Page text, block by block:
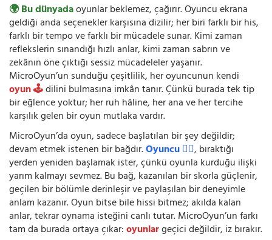
🌍 Bu dünyadaoyunlar beklemez, çağırır. Oyuncu ekrana
geldiği anda seçenekler karşısına dizilir; her biri farklı bir his,
farklı bir tempo ve farklı bir mücadele sunar. Kimi zaman
reflekslerin sınandığı hızlı anlar, kimi zaman sabrın ve
zekânın öne çıktığı sessiz mücadeleler yaşanır.
MicroOyun’un sunduğu çeşitlilik, her oyuncunun kendi
oyun 🕹️dilini bulmasına imkân tanır. Çünkü burada tek tip
bir eğlence yoktur; her ruh hâline, her ana ve her tercihe
karşılık gelen bir oyun mutlaka vardır.
MicroOyun’da oyun, sadece başlatılan bir şey değildir;
devam etmek istenen bir bağdır.Oyuncu 🧍‍♂️, bıraktığı
yerden yeniden başlamak ister, çünkü oyunla kurduğu ilişki
yarım kalmayı sevmez. Bu bağ, kazanılan bir skorla güçlenir,
geçilen bir bölümle derinleşir ve paylaşılan bir deneyimle
anlam kazanır. Oyun bitse bile hissi bitmez; akılda kalan
anlar, tekrar oynama isteğini canlı tutar. MicroOyun’un farkı
tam da burada ortaya çıkar:oyunlargeçici değildir, iz bırakır.